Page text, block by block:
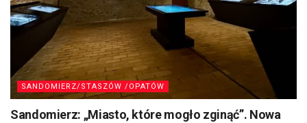
SANDOMIERZ/STASZÓW /OPATÓW
Sandomierz: „Miasto, które mogło zginąć”. Nowa